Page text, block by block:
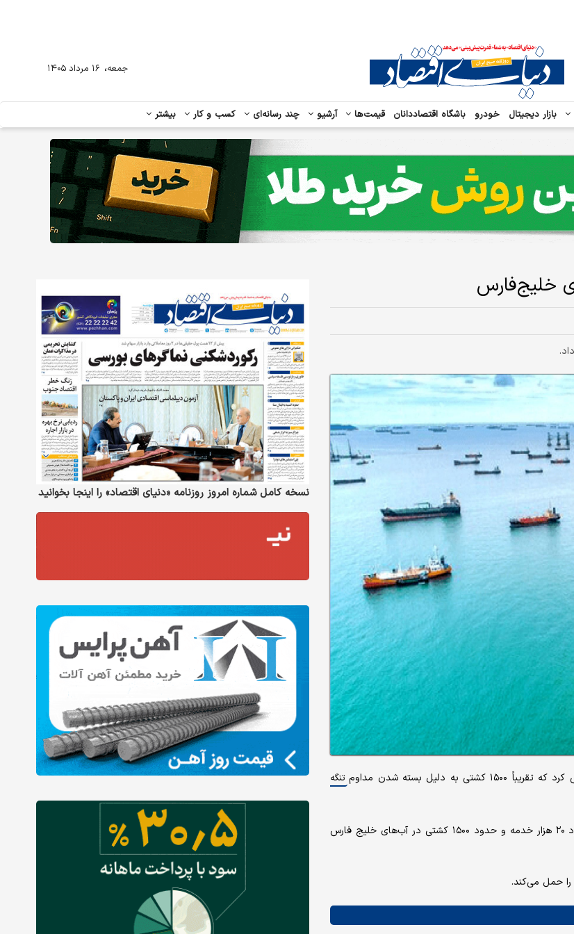
بازار دیجیتال خودرو باشگاه اقتصاددانان قیمت‌ها آرشیو چند رسانه‌ای کسب و کار بیشتر
جمعه، ۱۶ مرداد ۱۴۰۵
تنگه
آرسنیو دومینگز، دبیرکل IMO، طی سخنرانی در پاناما گفت: «در حال حاضر، حدود ۲۰ هزار خدمه و حدود ۱۵۰۰ کشتی در آب‌های خلیج فارس
نسخه کامل شماره امروز روزنامه «دنیای‌ اقتصاد» را اینجا بخوانید